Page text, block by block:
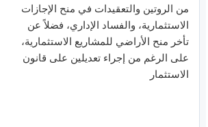
من الروتين والتعقيدات في منح الإجازات
الاستثمارية، والفساد الإداري، فضلاً عن
تأخر منح الأراضي للمشاريع الاستثمارية،
على الرغم من إجراء تعديلين على قانون
الاستثمار